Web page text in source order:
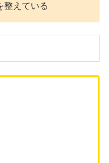
整えている